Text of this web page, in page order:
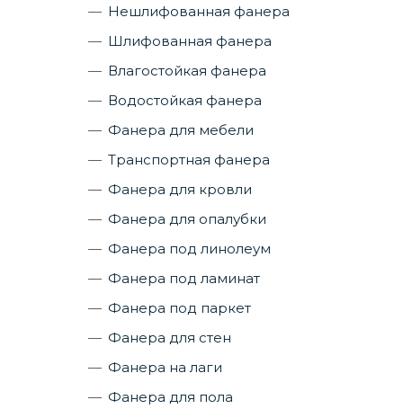
Нешлифованная фанера
Шлифованная фанера
Влагостойкая фанера
Водостойкая фанера
Фанера для мебели
Транспортная фанера
Фанера для кровли
Фанера для опалубки
Фанера под линолеум
Фанера под ламинат
Фанера под паркет
Фанера для стен
Фанера на лаги
Фанера для пола